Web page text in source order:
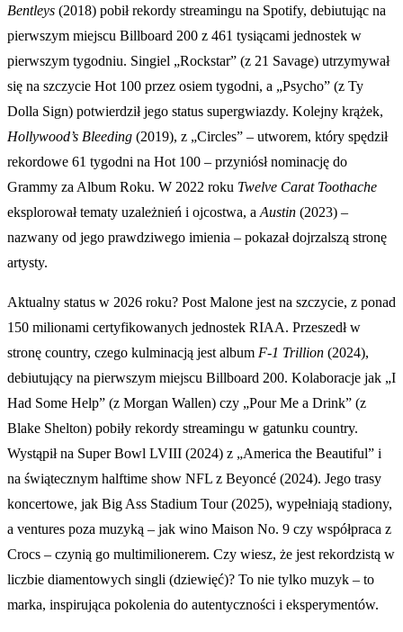
Bentleys (2018) pobił rekordy streamingu na Spotify, debiutując na
pierwszym miejscu Billboard 200 z 461 tysiącami jednostek w
pierwszym tygodniu. Singiel „Rockstar” (z 21 Savage) utrzymywał
się na szczycie Hot 100 przez osiem tygodni, a „Psycho” (z Ty
Dolla Sign) potwierdził jego status supergwiazdy. Kolejny krążek,
Hollywood’s Bleeding (2019), z „Circles” – utworem, który spędził
rekordowe 61 tygodni na Hot 100 – przyniósł nominację do
Grammy za Album Roku. W 2022 roku Twelve Carat Toothache
eksplorował tematy uzależnień i ojcostwa, a Austin (2023) –
nazwany od jego prawdziwego imienia – pokazał dojrzalszą stronę
artysty.
Aktualny status w 2026 roku? Post Malone jest na szczycie, z ponad
150 milionami certyfikowanych jednostek RIAA. Przeszedł w
stronę country, czego kulminacją jest album F-1 Trillion (2024),
debiutujący na pierwszym miejscu Billboard 200. Kolaboracje jak „I
Had Some Help” (z Morgan Wallen) czy „Pour Me a Drink” (z
Blake Shelton) pobiły rekordy streamingu w gatunku country.
Wystąpił na Super Bowl LVIII (2024) z „America the Beautiful” i
na świątecznym halftime show NFL z Beyoncé (2024). Jego trasy
koncertowe, jak Big Ass Stadium Tour (2025), wypełniają stadiony,
a ventures poza muzyką – jak wino Maison No. 9 czy współpraca z
Crocs – czynią go multimilionerem. Czy wiesz, że jest rekordzistą w
liczbie diamentowych singli (dziewięć)? To nie tylko muzyk – to
marka, inspirująca pokolenia do autentyczności i eksperymentów.